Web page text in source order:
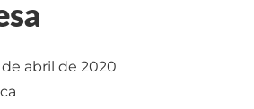
abril de 2020